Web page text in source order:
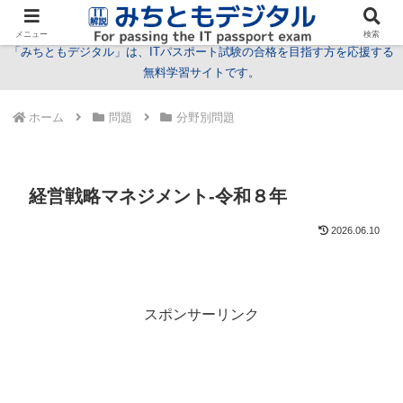
試験情報 学習方法 用語 問題 特集 お問い合わせ
「みちともデジタル」は、ITパスポート試験の合格を目指す方を応援する
無料学習サイトです。
ホーム 問題 分野別問題
経営戦略マネジメント-令和８年
2026.06.10
スポンサーリンク
メニュー 検索